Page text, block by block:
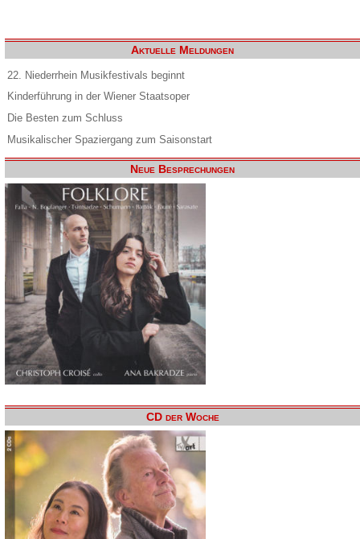
Aktuelle Meldungen
22. Niederrhein Musikfestivals beginnt
Kinderführung in der Wiener Staatsoper
Die Besten zum Schluss
Musikalischer Spaziergang zum Saisonstart
Neue Besprechungen
CD der Woche